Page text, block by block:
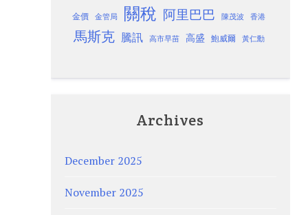
金價 金管局 關稅 阿里巴巴 陳茂波 香港
馬斯克 騰訊 高市早苗 高盛 鮑威爾 黃仁勳
Archives
December 2025
November 2025